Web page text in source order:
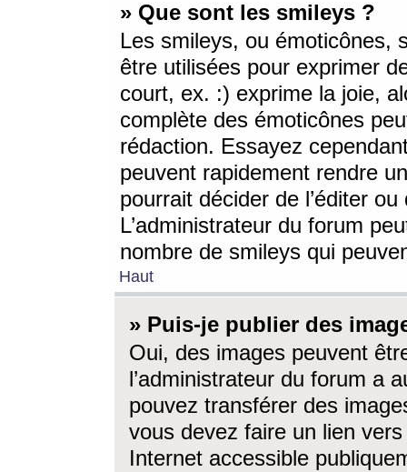
» Que sont les smileys ?
Les smileys, ou émoticônes,
être utilisées pour exprimer
court, ex. :) exprime la joie,
complète des émoticônes
rédaction. Essayez
peuvent rapidement rendre
pourrait décider de l’éditer
L’administrateur du forum
nombre de smileys qui
Haut
» Puis-je publier des
Oui, des images peuvent
l’administrateur du forum a
pouvez transférer des
vous devez faire un lien
Internet accessible